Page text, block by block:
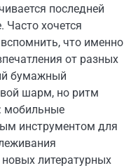
последней
Часто хочется
что именно
от разных
бумажный
шарм, но ритм
мобильные
инструментом для
литературных